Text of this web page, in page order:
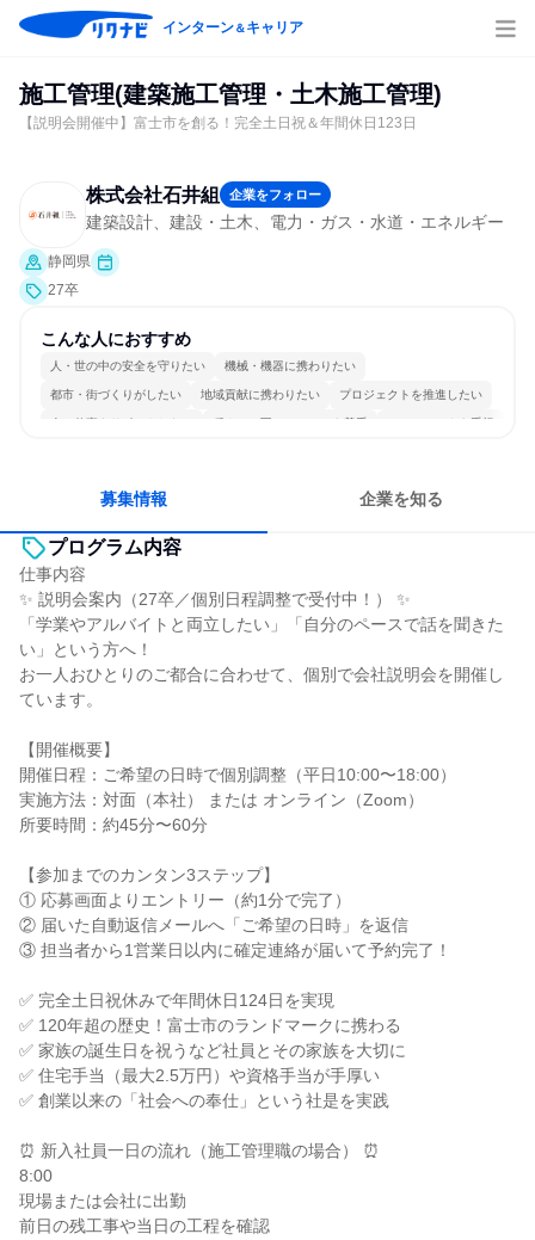
インターン＆キャリア
施工管理(建築施工管理・土木施工管理)
【説明会開催中】富士市を創る！完全土日祝＆年間休日123日
株式会社石井組 企業をフォロー
建築設計、建設・土木、電力・ガス・水道・エネルギー
静岡県
27卒
こんな人におすすめ
人・世の中の安全を守りたい 機械・機器に携わりたい
都市・街づくりがしたい 地域貢献に携わりたい プロジェクトを推進したい
人の仕事をサポートしたい 穏やかで互いのペースを尊重 チームワークを重視
募集情報 企業を知る
プログラム内容
仕事内容
✨ 説明会案内（27卒／個別日程調整で受付中！） ✨
「学業やアルバイトと両立したい」「自分のペースで話を聞きた
い」という方へ！
お一人おひとりのご都合に合わせて、個別で会社説明会を開催し
ています。
【開催概要】
開催日程：ご希望の日時で個別調整（平日10:00〜18:00）
実施方法：対面（本社） または オンライン（Zoom）
所要時間：約45分〜60分
【参加までのカンタン3ステップ】
① 応募画面よりエントリー（約1分で完了）
② 届いた自動返信メールへ「ご希望の日時」を返信
③ 担当者から1営業日以内に確定連絡が届いて予約完了！
✅ 完全土日祝休みで年間休日124日を実現
✅ 120年超の歴史！富士市のランドマークに携わる
✅ 家族の誕生日を祝うなど社員とその家族を大切に
✅ 住宅手当（最大2.5万円）や資格手当が手厚い
✅ 創業以来の「社会への奉仕」という社是を実践
⏰ 新入社員一日の流れ（施工管理職の場合） ⏰
8:00
現場または会社に出勤
前日の残工事や当日の工程を確認